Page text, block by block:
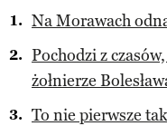
Na Morawach
Pochodzi z
żołnierze
To nie pierwsze